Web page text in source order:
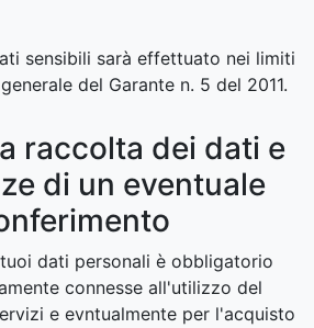
sensibili sarà effettuato nei limiti
del Garante n. 5 del 2011.
raccolta dei dati e
di un eventuale
dati personali è obbligatorio
connesse all'utilizzo del
e evntualmente per l'acquisto